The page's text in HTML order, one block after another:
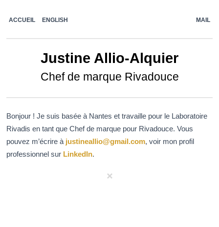
ACCUEIL ENGLISH MAIL
Justine Allio-Alquier
Chef de marque Rivadouce
Bonjour ! Je suis basée à Nantes et travaille pour le Laboratoire
Rivadis en tant que Chef de marque pour Rivadouce. Vous
pouvez m’écrire à justineallio@gmail.com, voir mon profil
professionnel sur LinkedIn.